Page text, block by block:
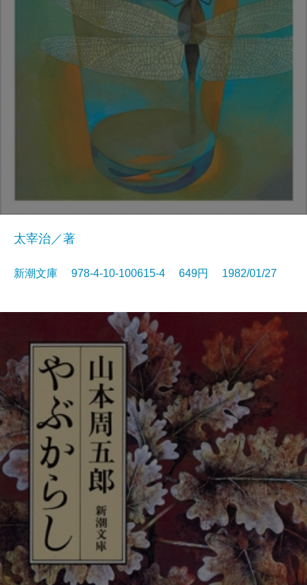
太宰治／著
新潮文庫 978-4-10-100615-4 649円 1982/01/27